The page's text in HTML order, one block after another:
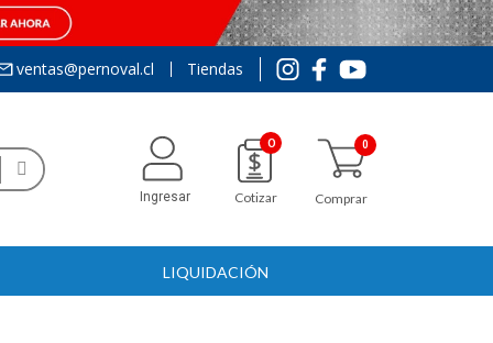
ventas@pernoval.cl Tiendas
Ingresar
0
Cotizar Comprar
LIQUIDACIÓN